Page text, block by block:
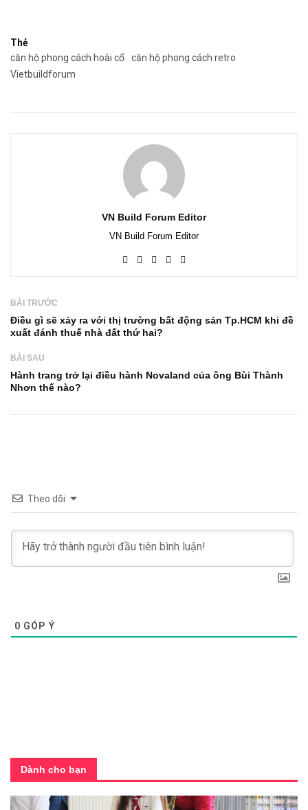
Thẻ
căn hộ phong cách hoài cổ
căn hộ phong cách retro
Vietbuildforum
VN Build Forum Editor
VN Build Forum Editor
BÀI TRƯỚC
Điều gì sẽ xảy ra với thị trường bất động sản Tp.HCM khi đề
xuất đánh thuế nhà đất thứ hai?
BÀI SAU
Hành trang trở lại điều hành Novaland của ông Bùi Thành
Nhơn thế nào?
Theo dõi
0 GÓP Ý
Dành cho bạn